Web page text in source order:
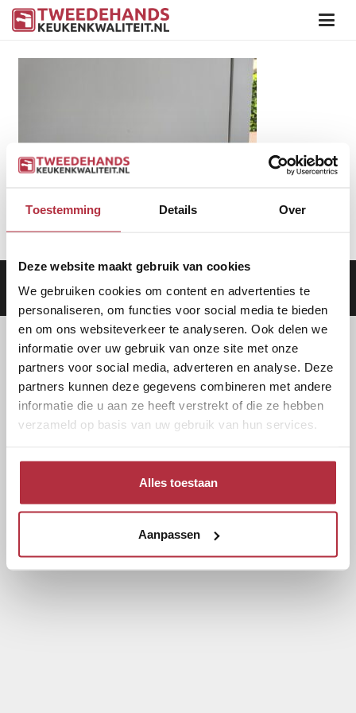
Toestemming Details Over
Deze website maakt gebruik van cookies
We gebruiken cookies om content en advertenties te
personaliseren, om functies voor social media te bieden
en om ons websiteverkeer te analyseren. Ook delen we
informatie over uw gebruik van onze site met onze
partners voor social media, adverteren en analyse. Deze
partners kunnen deze gegevens combineren met andere
informatie die u aan ze heeft verstrekt of die ze hebben
verzameld op basis van uw gebruik van hun services.
Alles toestaan
Aanpassen
Aanbod|Keukens|Levering|Garantie|Privacy Beleid